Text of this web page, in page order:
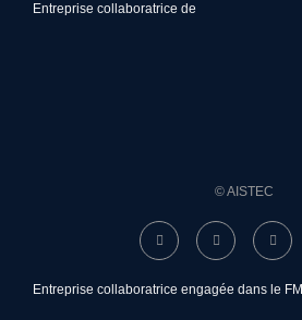
© AISTEC
Entreprise collaboratrice engagée dans le FM
Entreprise collaboratrice de